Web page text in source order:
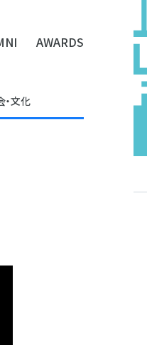
AWARDS
・文化